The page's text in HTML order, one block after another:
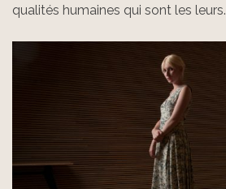
qualités humaines qui sont les leurs.